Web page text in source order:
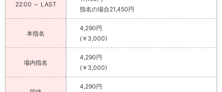
22:00 ～ LAST
指名の場合21,450円
本指名
4,290円
(￥3,000)
場内指名
4,290円
(￥3,000)
4,290円